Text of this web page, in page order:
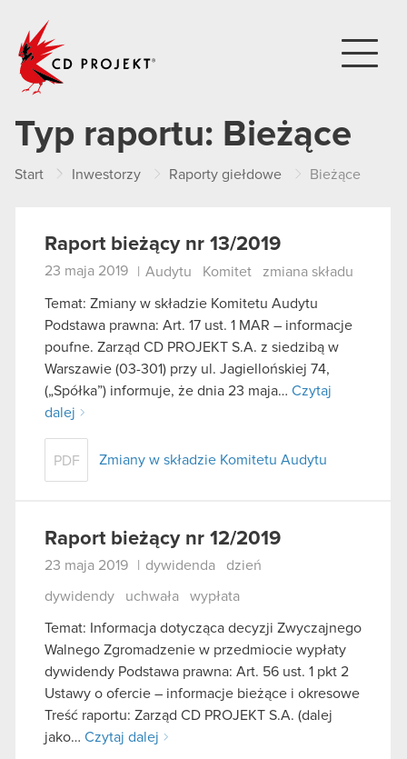
Typ raportu: Bieżące
Start Inwestorzy Raporty giełdowe Bieżące
Raport bieżący nr 13/2019
23 maja 2019 Audytu Komitet zmiana składu
Temat: Zmiany w składzie Komitetu Audytu
Podstawa prawna: Art. 17 ust. 1 MAR – informacje
poufne. Zarząd CD PROJEKT S.A. z siedzibą w
Warszawie (03-301) przy ul. Jagiellońskiej 74,
(„Spółka”) informuje, że dnia 23 maja… Czytaj
dalej
PDF Zmiany w składzie Komitetu Audytu
Raport bieżący nr 12/2019
23 maja 2019 dywidenda dzień
dywidendy uchwała wypłata
Temat: Informacja dotycząca decyzji Zwyczajnego
Walnego Zgromadzenie w przedmiocie wypłaty
dywidendy Podstawa prawna: Art. 56 ust. 1 pkt 2
Ustawy o ofercie – informacje bieżące i okresowe
Treść raportu: Zarząd CD PROJEKT S.A. (dalej
jako… Czytaj dalej